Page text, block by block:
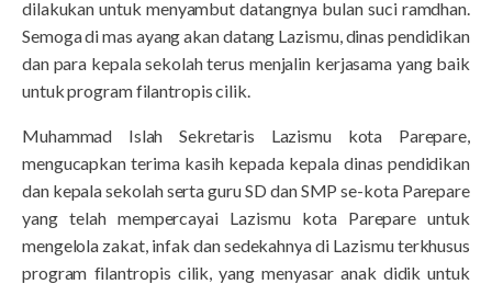
dilakukan untuk menyambut datangnya bulan suci ramdhan.
Semoga di mas ayang akan datang Lazismu, dinas pendidikan
dan para kepala sekolah terus menjalin kerjasama yang baik
untuk program filantropis cilik.
Muhammad Islah Sekretaris Lazismu kota Parepare,
mengucapkan terima kasih kepada kepala dinas pendidikan
dan kepala sekolah serta guru SD dan SMP se-kota Parepare
yang telah mempercayai Lazismu kota Parepare untuk
mengelola zakat, infak dan sedekahnya di Lazismu terkhusus
program filantropis cilik, yang menyasar anak didik untuk